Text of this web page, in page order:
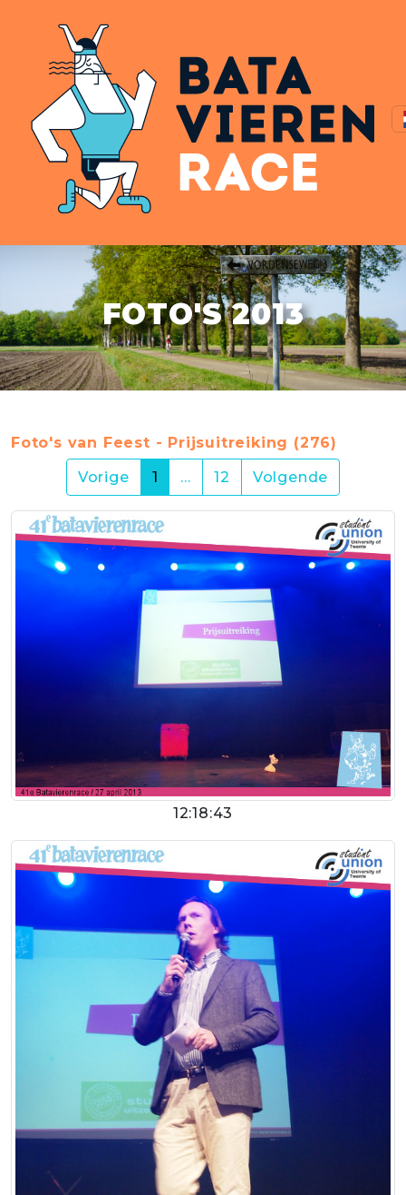
FOTO'S 2013
Foto's van Feest - Prijsuitreiking (276)
Vorige
1 (current)
… 12 Volgende
12:18:43